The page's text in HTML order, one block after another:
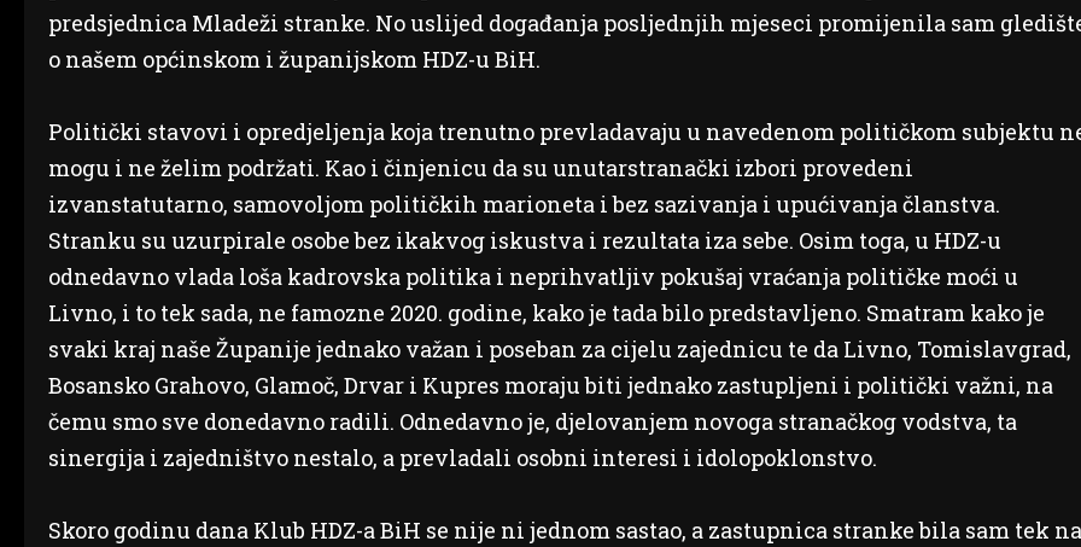
predsjednica Mladeži stranke. No uslijed događanja posljednjih mjeseci promijenila sam
o našem općinskom i županijskom HDZ-u BiH.
Politički stavovi i opredjeljenja koja trenutno prevladavaju u navedenom političkom subjektu
mogu i ne želim podržati. Kao i činjenicu da su unutarstranački izbori provedeni
izvanstatutarno, samovoljom političkih marioneta i bez sazivanja i upućivanja članstva.
Stranku su uzurpirale osobe bez ikakvog iskustva i rezultata iza sebe. Osim toga, u HDZ-u
odnedavno vlada loša kadrovska politika i neprihvatljiv pokušaj vraćanja političke moći u
Livno, i to tek sada, ne famozne 2020. godine, kako je tada bilo predstavljeno. Smatram kako je
svaki kraj naše Županije jednako važan i poseban za cijelu zajednicu te da Livno, Tomislavgrad,
Bosansko Grahovo, Glamoč, Drvar i Kupres moraju biti jednako zastupljeni i politički važni, na
čemu smo sve donedavno radili. Odnedavno je, djelovanjem novoga stranačkog vodstva, ta
sinergija i zajedništvo nestalo, a prevladali osobni interesi i idolopoklonstvo.
Skoro godinu dana Klub HDZ-a BiH se nije ni jednom sastao, a zastupnica stranke bila sam tek na